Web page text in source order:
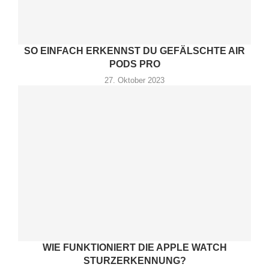
SO EINFACH ERKENNST DU GEFÄLSCHTE AIR
PODS PRO
27. Oktober 2023
WIE FUNKTIONIERT DIE APPLE WATCH
STURZERKENNUNG?